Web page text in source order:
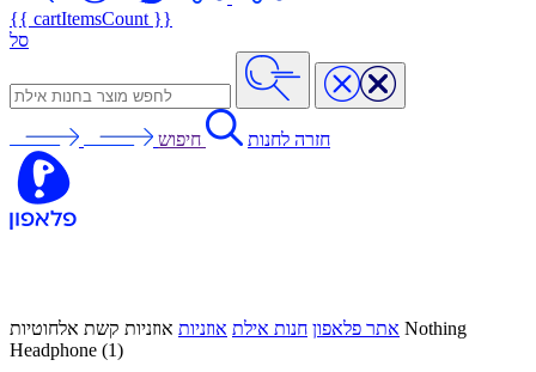
{{ cartItemsCount }}
סל
חזרה לחנות חיפוש
אתר פלאפון חנות אילת אוזניות אוזניות קשת אלחוטיות Nothing
Headphone (1)